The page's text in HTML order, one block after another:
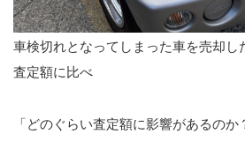
車検切れとなってしまった車を売却し
査定額に比べ
「どのぐらい査定額に影響があるのか